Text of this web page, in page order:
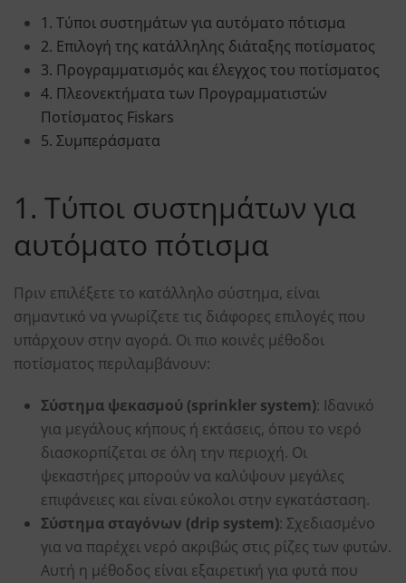
1. Τύποι συστημάτων για αυτόματο πότισμα
2. Επιλογή της κατάλληλης διάταξης ποτίσματος
3. Προγραμματισμός και έλεγχος του ποτίσματος
4. Πλεονεκτήματα των Προγραμματιστών
Ποτίσματος Fiskars
5. Συμπεράσματα
1. Τύποι συστημάτων για
αυτόματο πότισμα
Πριν επιλέξετε το κατάλληλο σύστημα, είναι
σημαντικό να γνωρίζετε τις διάφορες επιλογές που
υπάρχουν στην αγορά. Οι πιο κοινές μέθοδοι
ποτίσματος περιλαμβάνουν:
Σύστημα ψεκασμού (sprinkler system): Ιδανικό
για μεγάλους κήπους ή εκτάσεις, όπου το νερό
διασκορπίζεται σε όλη την περιοχή. Οι
ψεκαστήρες μπορούν να καλύψουν μεγάλες
επιφάνειες και είναι εύκολοι στην εγκατάσταση.
Σύστημα σταγόνων (drip system): Σχεδιασμένο
για να παρέχει νερό ακριβώς στις ρίζες των φυτών.
Αυτή η μέθοδος είναι εξαιρετική για φυτά που